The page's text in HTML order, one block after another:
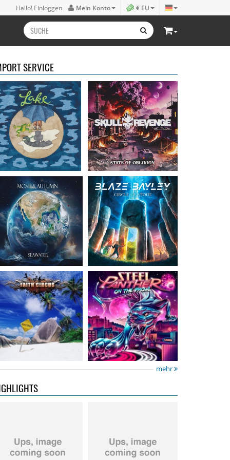
Hallo! Einloggen Mein Konto € EU
SERVICE
16,50 €
Oblivion
16,99 €
Mostly Autumn-
Seawater
16,99 €
Bayley, Blaze- Circle of
stone
14,99 €
Faith Circus- Bum in
the Sun
16,50 €
Steel Panther- On The
Prowl
12,99 €
mehr
Neon Rider- Keepers
Of The Flame
15,99 €
Diamond Rain-
Chapter One
15,99 €
15,99 €